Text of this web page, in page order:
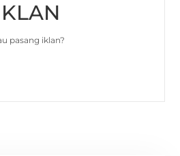
pasang iklan?